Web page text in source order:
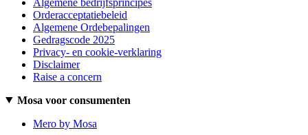
Orderacceptatiebeleid
Algemene Ordebepalingen
Gedragscode 2025
Privacy- en cookie-verklaring
Disclaimer
Raise a concern
Mosa voor consumenten
Mero by Mosa